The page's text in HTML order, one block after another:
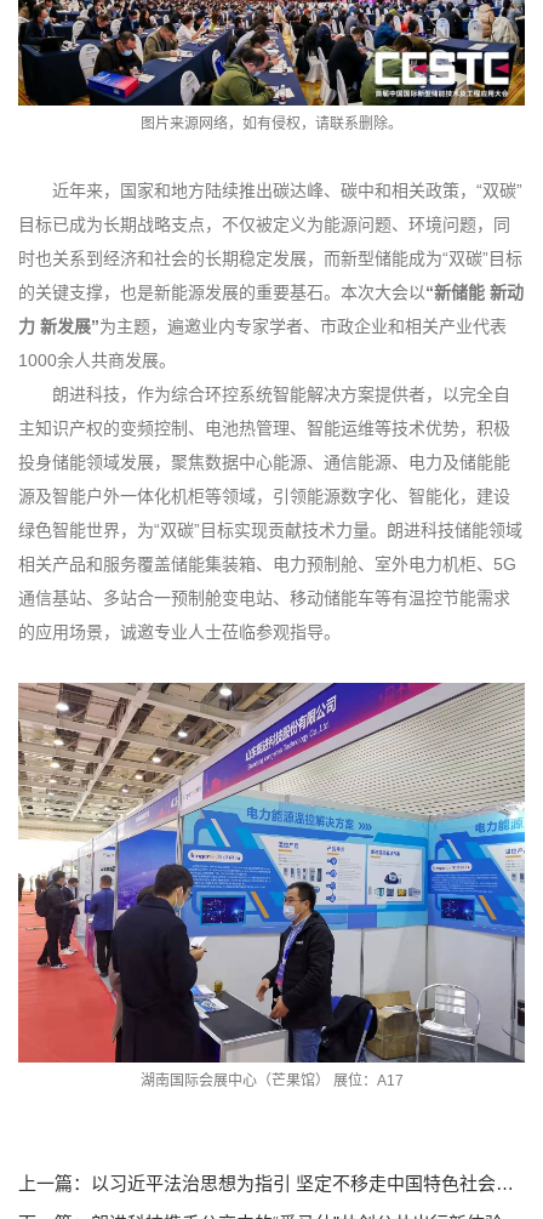
图片来源网络，如有侵权，请联系删除。
近年来，国家和地方陆续推出碳达峰、碳中和相关政策，“双碳”
目标已成为长期战略支点，不仅被定义为能源问题、环境问题，同
时也关系到经济和社会的长期稳定发展，而新型储能成为“双碳”目标
的关键支撑，也是新能源发展的重要基石。本次大会以“新储能 新动
力 新发展”为主题，遍邀业内专家学者、市政企业和相关产业代表
1000余人共商发展。
朗进科技，作为综合环控系统智能解决方案提供者，以完全自
主知识产权的变频控制、电池热管理、智能运维等技术优势，积极
投身储能领域发展，聚焦数据中心能源、通信能源、电力及储能能
源及智能户外一体化机柜等领域，引领能源数字化、智能化，建设
绿色智能世界，为“双碳”目标实现贡献技术力量。朗进科技储能领域
相关产品和服务覆盖储能集装箱、电力预制舱、室外电力机柜、5G
通信基站、多站合一预制舱变电站、移动储能车等有温控节能需求
的应用场景，诚邀专业人士莅临参观指导。
湖南国际会展中心（芒果馆） 展位：A17
上一篇：以习近平法治思想为指引 坚定不移走中国特色社会主义法治道路